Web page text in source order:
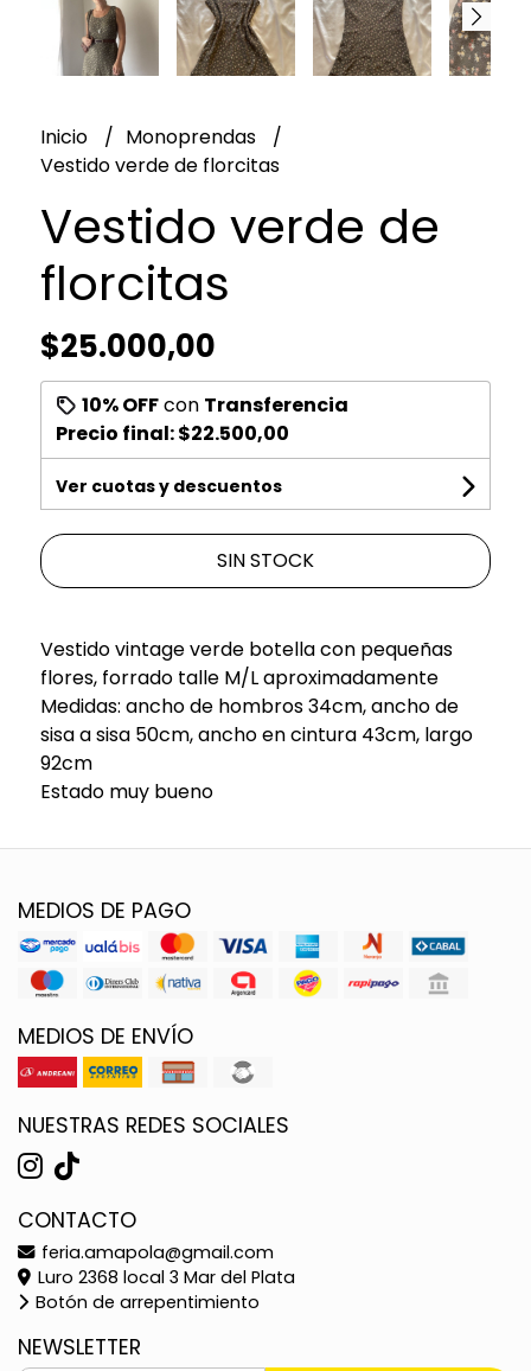
Inicio
Monoprendas
Vestido verde de florcitas
Vestido verde de
florcitas
$25.000,00
10% OFFcon Transferencia
Precio final:$22.500,00
Ver cuotas y descuentos
SIN STOCK
Vestido vintage verde botella con pequeñas
flores, forrado talle M/L aproximadamente
Medidas: ancho de hombros 34cm, ancho de
sisa a sisa 50cm, ancho en cintura 43cm, largo
92cm
Estado muy bueno
MEDIOS DE PAGO
MEDIOS DE ENVÍO
NUESTRAS REDES SOCIALES
CONTACTO
feria.amapola@gmail.com
Luro 2368 local 3 Mar del Plata
Botón de arrepentimiento
NEWSLETTER